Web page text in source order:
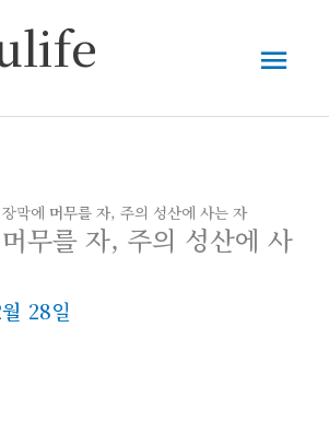
메
인
뉴
막에 머무를 자, 주의 성산에 사는 자
무를 자, 주의 성산에 사
28일